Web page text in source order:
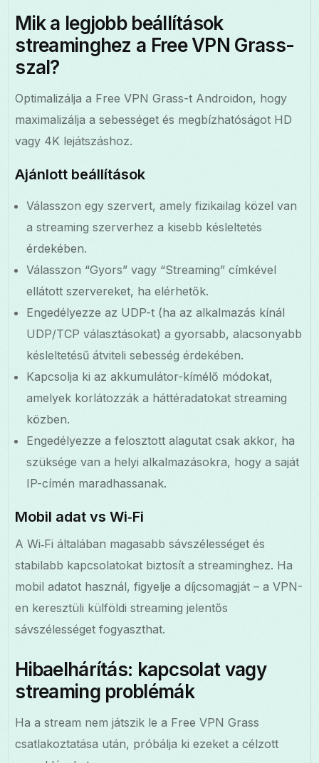
Mik a legjobb beállítások
streaminghez a Free VPN Grass-
szal?
Optimalizálja a Free VPN Grass-t Androidon, hogy
maximalizálja a sebességet és megbízhatóságot HD
vagy 4K lejátszáshoz.
Ajánlott beállítások
Válasszon egy szervert, amely fizikailag közel van
a streaming szerverhez a kisebb késleltetés
érdekében.
Válasszon “Gyors” vagy “Streaming” címkével
ellátott szervereket, ha elérhetők.
Engedélyezze az UDP-t (ha az alkalmazás kínál
UDP/TCP választásokat) a gyorsabb, alacsonyabb
késleltetésű átviteli sebesség érdekében.
Kapcsolja ki az akkumulátor-kímélő módokat,
amelyek korlátozzák a háttéradatokat streaming
közben.
Engedélyezze a felosztott alagutat csak akkor, ha
szüksége van a helyi alkalmazásokra, hogy a saját
IP-címén maradhassanak.
Mobil adat vs Wi‑Fi
A Wi‑Fi általában magasabb sávszélességet és
stabilabb kapcsolatokat biztosít a streaminghez. Ha
mobil adatot használ, figyelje a díjcsomagját – a VPN-
en keresztüli külföldi streaming jelentős
sávszélességet fogyaszthat.
Hibaelhárítás: kapcsolat vagy
streaming problémák
Ha a stream nem játszik le a Free VPN Grass
csatlakoztatása után, próbálja ki ezeket a célzott